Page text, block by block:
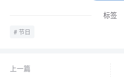
标签
节日
上一篇